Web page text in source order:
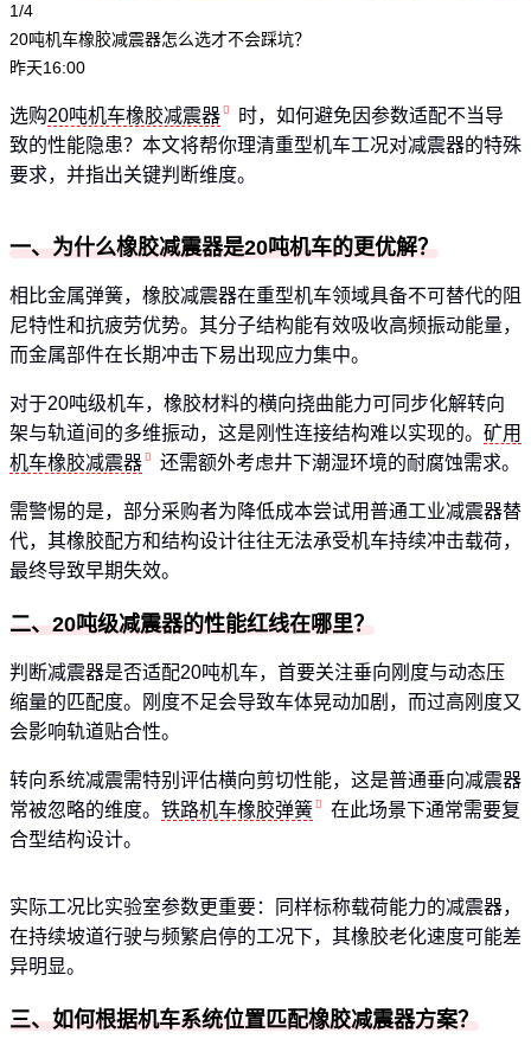
1/4
20吨机车橡胶减震器怎么选才不会踩坑？
昨天16:00
选购20吨机车橡胶减震器
时，如何避免因参数适配不当导
致的性能隐患？本文将帮你理清重型机车工况对减震器的特殊
要求，并指出关键判断维度。
一、为什么橡胶减震器是20吨机车的更优解？
相比金属弹簧，橡胶减震器在重型机车领域具备不可替代的阻
尼特性和抗疲劳优势。其分子结构能有效吸收高频振动能量，
而金属部件在长期冲击下易出现应力集中。
对于20吨级机车，橡胶材料的横向挠曲能力可同步化解转向
架与轨道间的多维振动，这是刚性连接结构难以实现的。 矿用
机车橡胶减震器
还需额外考虑井下潮湿环境的耐腐蚀需求。
需警惕的是，部分采购者为降低成本尝试用普通工业减震器替
代，其橡胶配方和结构设计往往无法承受机车持续冲击载荷，
最终导致早期失效。
二、20吨级减震器的性能红线在哪里？
判断减震器是否适配20吨机车，首要关注垂向刚度与动态压
缩量的匹配度。刚度不足会导致车体晃动加剧，而过高刚度又
会影响轨道贴合性。
转向系统减震需特别评估横向剪切性能，这是普通垂向减震器
常被忽略的维度。 铁路机车橡胶弹簧
在此场景下通常需要复
合型结构设计。
实际工况比实验室参数更重要：同样标称载荷能力的减震器，
在持续坡道行驶与频繁启停的工况下，其橡胶老化速度可能差
异明显。
三、如何根据机车系统位置匹配橡胶减震器方案？